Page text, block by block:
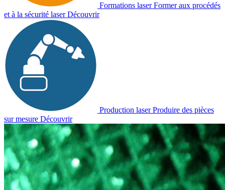
Formations laser Former aux procédés
et à la sécurité laser Découvrir
Production laser Produire des pièces
sur mesure Découvrir